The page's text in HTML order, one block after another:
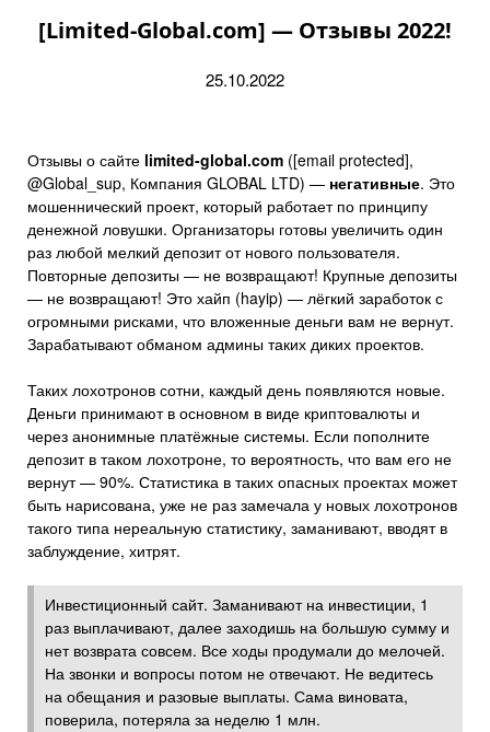
[Limited-Global.com] — Отзывы 2022!
25.10.2022
Отзывы о сайте limited-global.com ([email protected],
@Global_sup, Компания GLOBAL LTD) — негативные. Это
мошеннический проект, который работает по принципу
денежной ловушки. Организаторы готовы увеличить один
раз любой мелкий депозит от нового пользователя.
Повторные депозиты — не возвращают! Крупные депозиты
— не возвращают! Это хайп (hayip) — лёгкий заработок с
огромными рисками, что вложенные деньги вам не вернут.
Зарабатывают обманом админы таких диких проектов.
Таких лохотронов сотни, каждый день появляются новые.
Деньги принимают в основном в виде криптовалюты и
через анонимные платёжные системы. Если пополните
депозит в таком лохотроне, то вероятность, что вам его не
вернут — 90%. Статистика в таких опасных проектах может
быть нарисована, уже не раз замечала у новых лохотронов
такого типа нереальную статистику, заманивают, вводят в
заблуждение, хитрят.
Инвестиционный сайт. Заманивают на инвестиции, 1
раз выплачивают, далее заходишь на большую сумму и
нет возврата совсем. Все ходы продумали до мелочей.
На звонки и вопросы потом не отвечают. Не ведитесь
на обещания и разовые выплаты. Сама виновата,
поверила, потеряла за неделю 1 млн.